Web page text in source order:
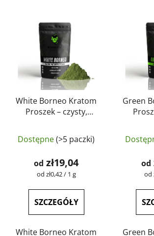
White Borneo Kratom
Proszek – czysty,
GreenGuru
ocena
produktu
wynosi
na
Dostępne(>5 paczki)
od zł19,04
Cena
od zł0,42 / 1 g
SZCZEGÓŁY
White Borneo Kratom
Green
od
od
Green